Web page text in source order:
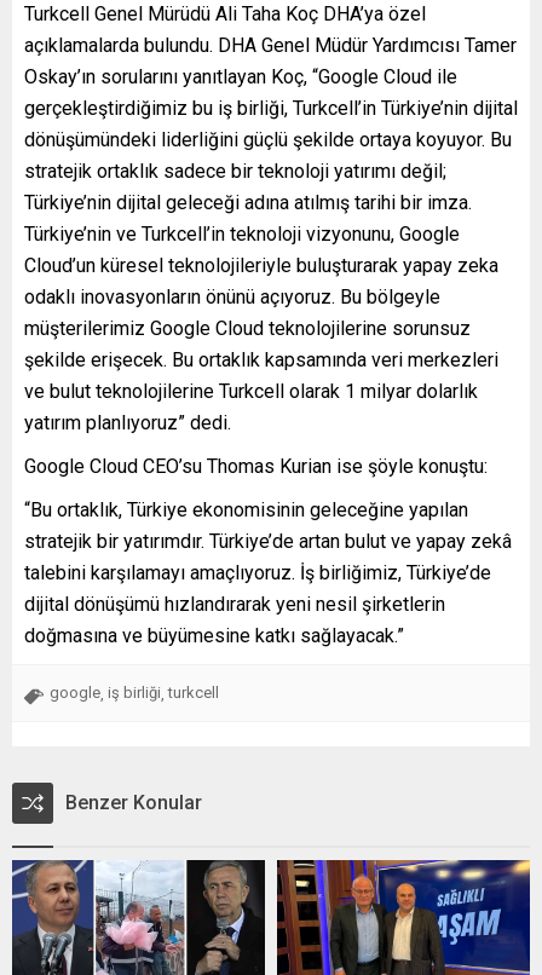
Turkcell Genel Mürüdü Ali Taha Koç DHA’ya özel
açıklamalarda bulundu. DHA Genel Müdür Yardımcısı Tamer
Oskay’ın sorularını yanıtlayan Koç, “Google Cloud ile
gerçekleştirdiğimiz bu iş birliği, Turkcell’in Türkiye’nin dijital
dönüşümündeki liderliğini güçlü şekilde ortaya koyuyor. Bu
stratejik ortaklık sadece bir teknoloji yatırımı değil;
Türkiye’nin dijital geleceği adına atılmış tarihi bir imza.
Türkiye’nin ve Turkcell’in teknoloji vizyonunu, Google
Cloud’un küresel teknolojileriyle buluşturarak yapay zeka
odaklı inovasyonların önünü açıyoruz. Bu bölgeyle
müşterilerimiz Google Cloud teknolojilerine sorunsuz
şekilde erişecek. Bu ortaklık kapsamında veri merkezleri
ve bulut teknolojilerine Turkcell olarak 1 milyar dolarlık
yatırım planlıyoruz” dedi.
Google Cloud CEO’su Thomas Kurian ise şöyle konuştu:
“Bu ortaklık, Türkiye ekonomisinin geleceğine yapılan
stratejik bir yatırımdır. Türkiye’de artan bulut ve yapay zekâ
talebini karşılamayı amaçlıyoruz. İş birliğimiz, Türkiye’de
dijital dönüşümü hızlandırarak yeni nesil şirketlerin
doğmasına ve büyümesine katkı sağlayacak.”
google iş birliği ,turkcell
Benzer Konular